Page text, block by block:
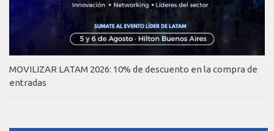
MOVILIZAR LATAM 2026: 10% de descuento en la compra de
entradas